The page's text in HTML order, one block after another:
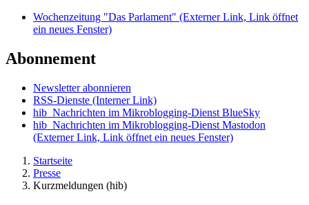
Wochenzeitung "Das Parlament" (Externer Link, Link öffnet
ein neues Fenster)
Abonnement
Newsletter abonnieren
RSS-Dienste (Interner Link)
hib_Nachrichten im Mikroblogging-Dienst BlueSky
hib_Nachrichten im Mikroblogging-Dienst Mastodon
(Externer Link, Link öffnet ein neues Fenster)
Startseite
Presse
Kurzmeldungen (hib)